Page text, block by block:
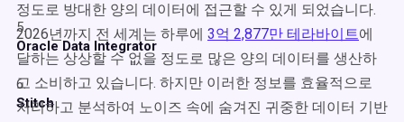
5.
Oracle Data Integrator
6.
Stitch
정도로 방대한 양의 데이터에 접근할 수 있게 되었습니다.
2026년까지 전 세계는 하루에 3억 2,877만 테라바이트에
달하는 상상할 수 없을 정도로 많은 양의 데이터를 생산하
고 소비하고 있습니다. 하지만 이러한 정보를 효율적으로
처리하고 분석하여 노이즈 속에 숨겨진 귀중한 데이터 기반